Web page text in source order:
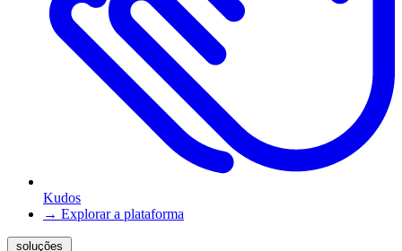
Kudos
→ Explorar a plataforma